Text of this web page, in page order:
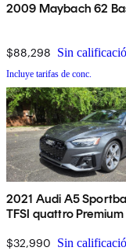
2009 Maybach 62
$88,298 Sin
Incluye tarifas de conc.
2021 Audi A5
TFSI quattro Premium
$32,990 Sin